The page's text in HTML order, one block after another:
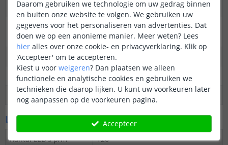
Dimbaar
Ja
3M plakstrip over de
gehele lengte
Ja
Garantie
5 jaar
Op maat te knippen
elke 5 cm
Download
LED's en licht
Aantal LED's p/m
120
Daarom gebruiken we technologie om uw gedrag binnen
en buiten onze website te volgen. We gebruiken uw
gegevens voor het personaliseren van advertenties. Dat
doen we op een anonieme manier. Meer weten? Lees
hier alles over onze cookie- en privacyverklaring. Klik op
'Accepteer' om te accepteren.
Kiest u voor weigeren? Dan plaatsen we alleen
functionele en analytische cookies en gebruiken we
technieken die daarop lijken. U kunt uw voorkeuren later
nog aanpassen op de voorkeuren pagina.
Accepteer